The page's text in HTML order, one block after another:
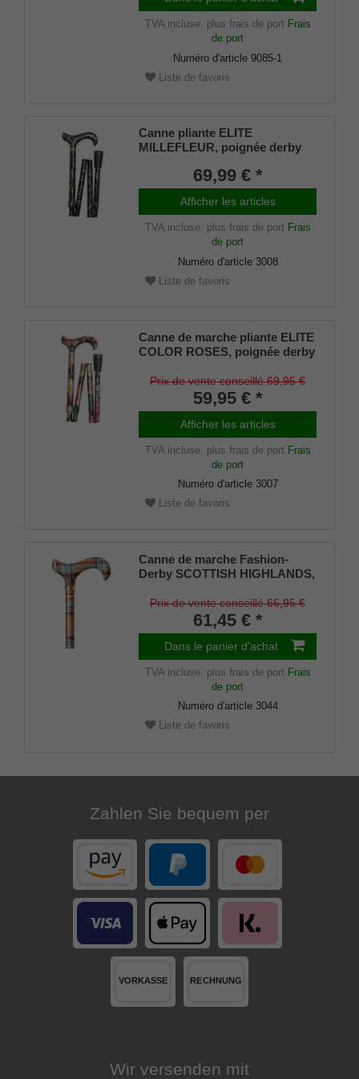
TVA incluse. plus frais de port Frais
de port
Numéro d'article 9085-1
Liste de favoris
Canne pliante ELITE
MILLEFLEUR, poignée derby
bâton en métal léger robuste
avec motif floral, réglable en
hauteur, amortisseur en
caoutchouc inclus.
69,99 € *
Afficher les articles
TVA incluse. plus frais de port Frais
de port
Numéro d'article 3008
Liste de favoris
Canne de marche pliante ELITE
COLOR ROSES, poignée derby
avec motif floral de roses,
montée sur une canne en métal
léger solide, réglable en
hauteur, pliable, amortisseur
inclus.
Prix de vente conseillé 69,95 €
59,95 € *
Afficher les articles
TVA incluse. plus frais de port Frais
de port
Numéro d'article 3007
Liste de favoris
Canne de marche Fashion-
Derby SCOTTISH HIGHLANDS,
canne en métal léger solide
Motif à carreaux, hauteur
réglable, amortisseur en
caoutchouc.
Prix de vente conseillé 66,95 €
61,45 € *
Dans le panier d'achat
TVA incluse. plus frais de port Frais
de port
Numéro d'article 3044
Liste de favoris
Zahlen Sie bequem per
Wir versenden mit